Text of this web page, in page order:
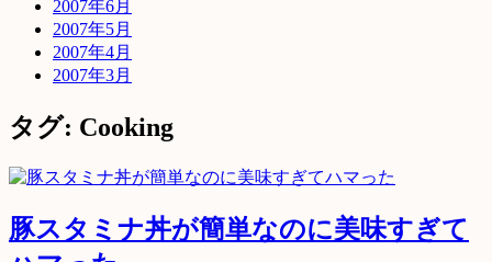
2007年6月
2007年5月
2007年4月
2007年3月
タグ: Cooking
豚スタミナ丼が簡単なのに美味すぎて